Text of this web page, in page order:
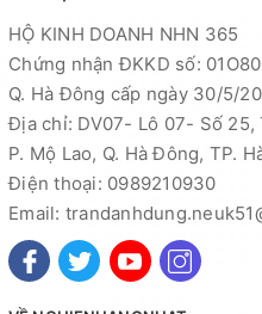
HỘ KINH DOANH NHN 365
Chứng nhận ĐKKD số:
Q. Hà Đông cấp ngày 30/5/
Địa chỉ: DV07- Lô 07- Số 25,
P. Mộ Lao, Q. Hà Đông, TP.
Điện thoại: 0989210930
Email: